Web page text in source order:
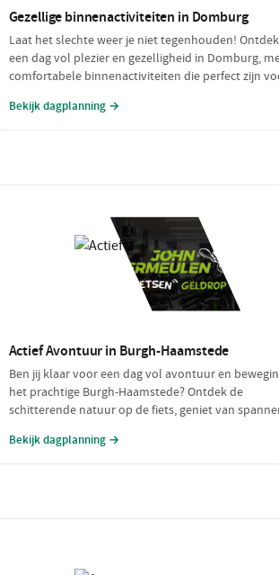
Gezellige binnenactiviteiten in Domburg
Laat het slechte weer je niet tegenhouden! Ontdek
een dag vol plezier en gezelligheid in Domburg,
comfortabele binnenactiviteiten die perfect zijn
lunch en verken fascinerende musea, allemaal
Bekijk dagplanning →
Actief Avontuur in Burgh-Haamstede
Ben jij klaar voor een dag vol avontuur en
het prachtige Burgh-Haamstede? Ontdek de
schitterende natuur op de fiets, geniet van
smakelijke maaltijd. Dit is dé dag voor de echte
Bekijk dagplanning →